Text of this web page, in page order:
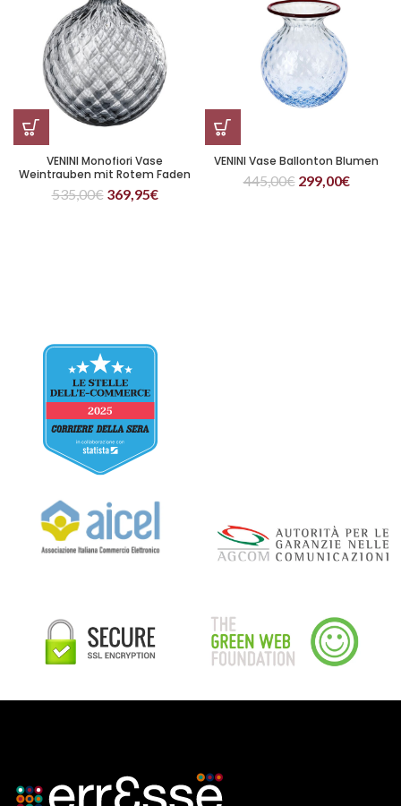
VENINI Monofiori Vase
Weintrauben mit Rotem Faden
H24.5
535,00€ 369,95€
VENINI Vase Ballonton Blumen
445,00€ 299,00€